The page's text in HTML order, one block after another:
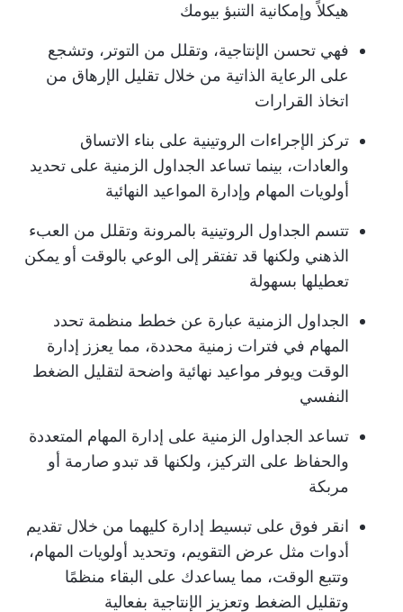
هيكلاً وإمكانية التنبؤ بيومك
فهي تحسن الإنتاجية، وتقلل من التوتر، وتشجع
على الرعاية الذاتية من خلال تقليل الإرهاق من
اتخاذ القرارات
تركز الإجراءات الروتينية على بناء الاتساق
والعادات، بينما تساعد الجداول الزمنية على تحديد
أولويات المهام وإدارة المواعيد النهائية
تتسم الجداول الروتينية بالمرونة وتقلل من العبء
الذهني ولكنها قد تفتقر إلى الوعي بالوقت أو يمكن
تعطيلها بسهولة
الجداول الزمنية عبارة عن خطط منظمة تحدد
المهام في فترات زمنية محددة، مما يعزز إدارة
الوقت ويوفر مواعيد نهائية واضحة لتقليل الضغط
النفسي
تساعد الجداول الزمنية على إدارة المهام المتعددة
والحفاظ على التركيز، ولكنها قد تبدو صارمة أو
مربكة
انقر فوق على تبسيط إدارة كليهما من خلال تقديم
أدوات مثل عرض التقويم، وتحديد أولويات المهام،
وتتبع الوقت، مما يساعدك على البقاء منظمًا
وتقليل الضغط وتعزيز الإنتاجية بفعالية